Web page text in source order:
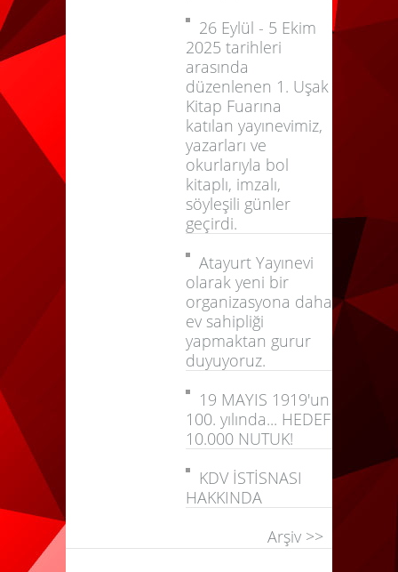
26 Eylül - 5 Ekim
2025 tarihleri
arasında
düzenlenen 1. Uşak
Kitap Fuarına
katılan yayınevimiz,
yazarları ve
okurlarıyla bol
kitaplı, imzalı,
söyleşili günler
geçirdi.
Atayurt Yayınevi
olarak yeni bir
organizasyona daha
ev sahipliği
yapmaktan gurur
duyuyoruz.
19 MAYIS 1919'un
100. yılında... HEDEF
10.000 NUTUK!
KDV İSTİSNASI
HAKKINDA
Arşiv >>